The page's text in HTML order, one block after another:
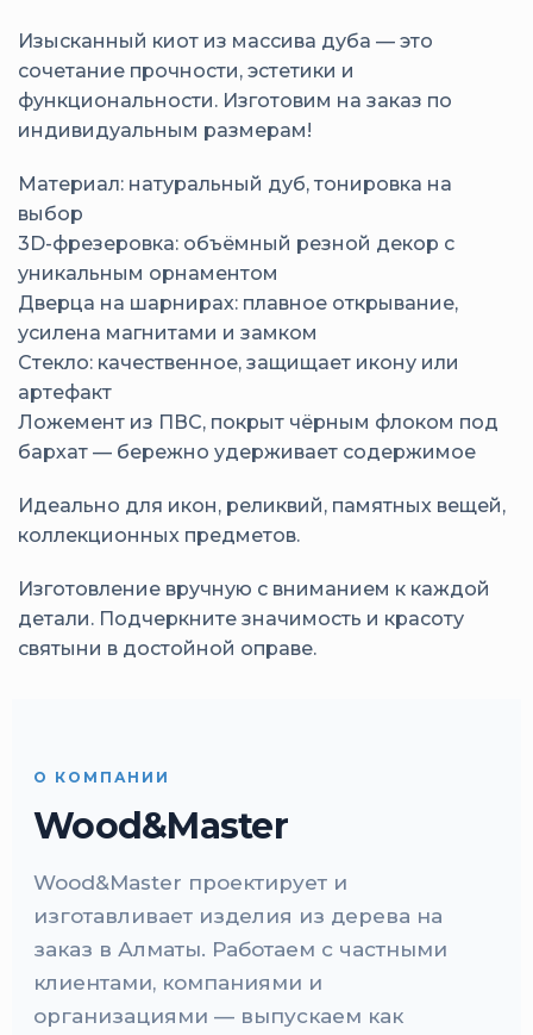
Изысканный киот из массива дуба — это
сочетание прочности, эстетики и
функциональности. Изготовим на заказ по
индивидуальным размерам!
Материал: натуральный дуб, тонировка на
выбор
3D-фрезеровка: объёмный резной декор с
уникальным орнаментом
Дверца на шарнирах: плавное открывание,
усилена магнитами и замком
Стекло: качественное, защищает икону или
артефакт
Ложемент из ПВС, покрыт чёрным флоком под
бархат — бережно удерживает содержимое
Идеально для икон, реликвий, памятных вещей,
коллекционных предметов.
Изготовление вручную с вниманием к каждой
детали. Подчеркните значимость и красоту
святыни в достойной оправе.
О КОМПАНИИ
Wood&Master
Wood&Master проектирует и
изготавливает изделия из дерева на
заказ в Алматы. Работаем с частными
клиентами, компаниями и
организациями — выпускаем как